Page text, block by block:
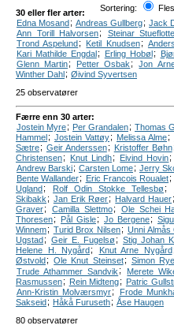
Sortering:
30 eller fler arter:
Edna Mosand; Andreas Gullberg; Jack
Ann Torill Halvorsen; Steinar
Trond Aspelund; Ketil Knudsen;
Kari Mathilde Engdal; Erling Hobøl;
Glenn Martin; Petter Osbak ; Jon
Winther Dahl; Øivind Syvertsen
25 observatører
Færre enn 30 arter:
Jostein Myre; Per Grandalen; Thomas
Hammel; Jostein Vattøy; Melissa Alme;
Sætre; Geir Anderssen; Kristoffer Bøhn
Christensen; Knut Lindh; Eivind Hovin;
Andrew Barski; Carsten Lome; Jerry
Bente Wallander; Eric Francois Roualet;
Ugland; Rolf Odin Stokke Tellesbø ;
Skibakk ; Jan Erik Røer; Halvard Hauer;
Graver; Camilla Slettmo; Ole Schei
Thoresen; Pål Gisle; Jo Bergene;
Winnem; Turid Brox Nilsen; Unni Almås
Ugstad ; Geir E. Fugelsø ; Stig Johan
Helene H. Nygård ; Knut Arne Nygård
Østvold ; Ole Knut Steinset; Simon Rye
Trude Athammer Sandvik ; Merete
Rasmussen; Rein Midteng; Patric
Ann-Kristin Molværsmyr; Frode
Sakseid; Håkå Furuseth; Åse Haugen
80 observatører